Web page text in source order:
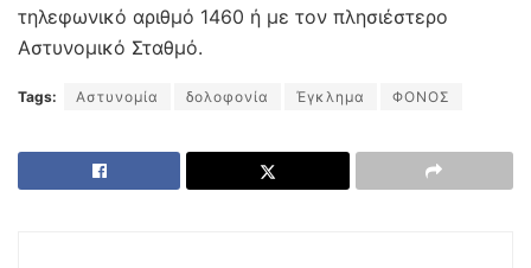
τηλεφωνικό αριθμό 1460 ή με τον πλησιέστερο
Αστυνομικό Σταθμό.
Tags: Αστυνομία δολοφονία Έγκλημα ΦΟΝΟΣ